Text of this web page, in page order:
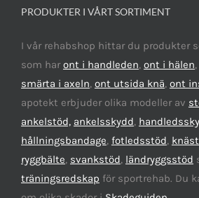
PRODUKTER I VÅRT SORTIMENT
I vår rehabshop hittar du produkter
som haront i handleden, ont i hälen,
smärta i axeln, ont utsida knä, ont
apotekt erbjuder olika modeller av
ankelstöd, ankelsskydd,
hållningsbandage, fotledsstöd,
ryggbälte, svankstöd, ländryggsstöd
träningsredskap för sportrehab. Du